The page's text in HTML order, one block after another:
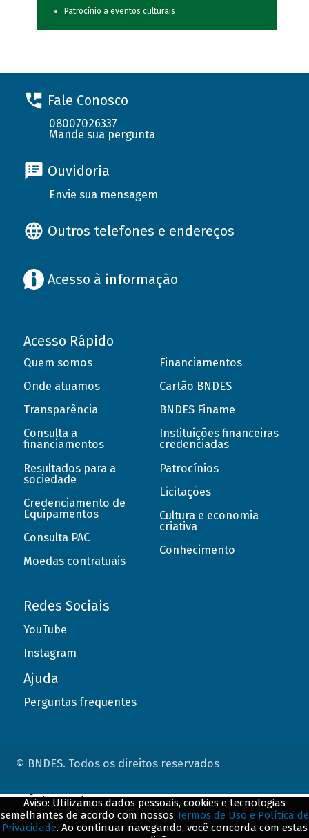
Patrocínio a eventos culturais
Fale Conosco
08007026337
Mande sua pergunta
Ouvidoria
Envie sua mensagem
Outros telefones e endereços
Acesso à informação
Acesso Rápido
Quem somos
Onde atuamos
Transparência
Consulta a
financiamentos
Resultados para a
sociedade
Credenciamento de
Equipamentos
Consulta PAC
Moedas contratuais
Financiamentos
Cartão BNDES
BNDES Finame
Instituições financeiras
credenciadas
Patrocínios
Licitações
Cultura e economia
criativa
Conhecimento
Redes Sociais
YouTube
Instagram
Ajuda
Perguntas frequentes
© BNDES. Todos os direitos reservados
Aviso: Utilizamos dados pessoais, cookies e tecnologias
semelhantes de acordo com nossos Termos de Uso e Política de
Privacidade. Ao continuar navegando, você concorda com estas
ConteÃºdo complementar
${title}${badge}